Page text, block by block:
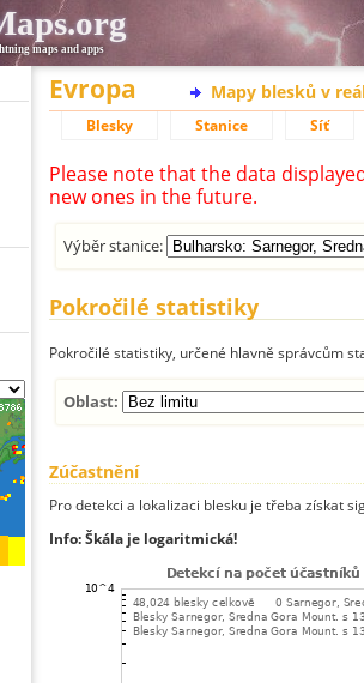
maps and apps
Evropa Mapy blesků v
Blesky Stanice Síť
Please note that the data
new ones in the future.
Výběr stanice:
Pokročilé statistiky
Pokročilé statistiky, určené hlavně správcům
Oblast:
Zúčastnění
Pro detekci a lokalizaci blesku je třeba získat
Info: Škála je logaritmická!